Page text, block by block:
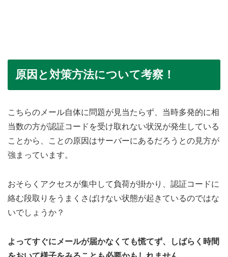
原因と対策方法について考察！
こちらのメール自体に問題が見当たらず、当時多発的に相
当数の方が認証コードを受け取れない状況が発生している
ことから、ことの原因はサーバーにあるだろうとの見方が
強まっています。
おそらくアクセスが集中して負荷が掛かり、認証コードに
絡む段取りをうまくさばけない状態が起きているのではな
いでしょうか？
よってすぐにメールが届かなくても慌てず、しばらく時間